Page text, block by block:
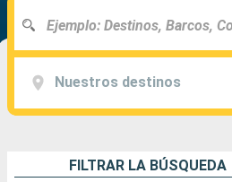
Nuestros destinos
FILTRAR LA BÚSQUEDA